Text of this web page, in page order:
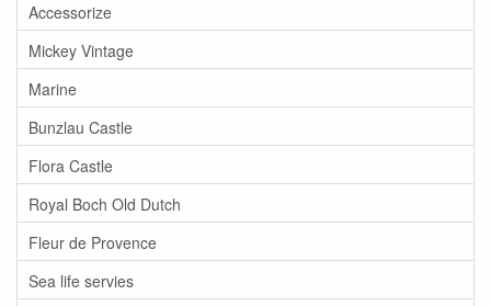
Accessorize
Mickey Vintage
Marine
Bunzlau Castle
Flora Castle
Royal Boch Old Dutch
Fleur de Provence
Sea life servies